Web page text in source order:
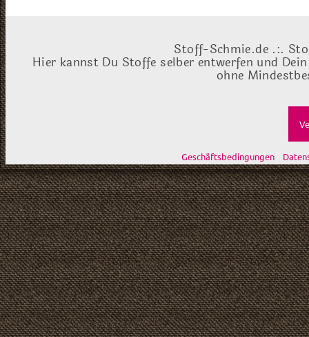
Stoff-Schmie.de .:.
Hier kannst Du Stoffe selber entwerfen und
ohne
Geschäftsbedingungen